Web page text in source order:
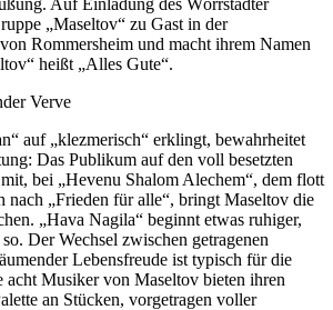
„Maseltov“ zu Gast in der
Rommersheim und macht ihrem Namen
heißt „Alles Gute“.
Verve
auf „klezmerisch“ erklingt, bewahrheitet
Das Publikum auf den voll besetzten
bei „Hevenu Shalom Alechem“, dem flott
nach „Frieden für alle“, bringt Maseltov die
„Hava Nagila“ beginnt etwas ruhiger,
Der Wechsel zwischen getragenen
Lebensfreude ist typisch für die
Musiker von Maseltov bieten ihren
an Stücken, vorgetragen voller